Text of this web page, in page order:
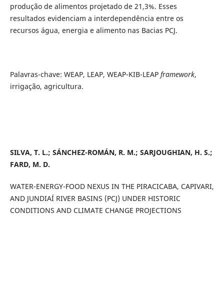
produção de alimentos projetado de 21,3%. Esses
resultados evidenciam a interdependência entre os
recursos água, energia e alimento nas Bacias PCJ.
Palavras-chave: WEAP, LEAP, WEAP-KIB-LEAP framework,
irrigação, agricultura.
SILVA, T. L.; SÁNCHEZ-ROMÁN, R. M.; SARJOUGHIAN, H. S.;
FARD, M. D.
WATER-ENERGY-FOOD NEXUS IN THE PIRACICABA, CAPIVARI,
AND JUNDIAÍ RIVER BASINS (PCJ) UNDER HISTORIC
CONDITIONS AND CLIMATE CHANGE PROJECTIONS